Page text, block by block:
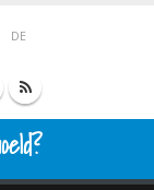
DE